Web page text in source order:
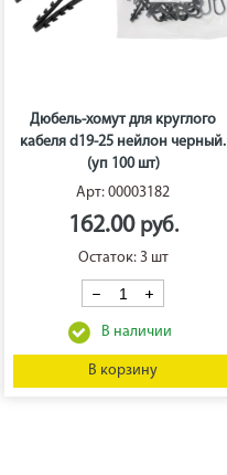
Дюбель-хомут для круглого
кабеля d19-25 нейлон черный.
(уп 100 шт)
Арт: 00003182
162.00
Остаток: 3 шт
В корзину